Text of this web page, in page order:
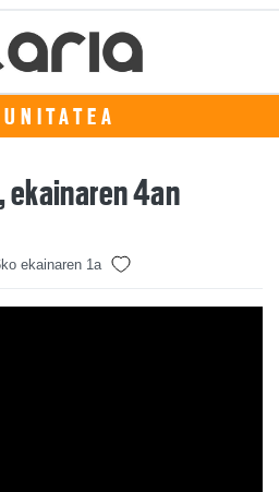
ekainaren 4an
ekainaren 1a